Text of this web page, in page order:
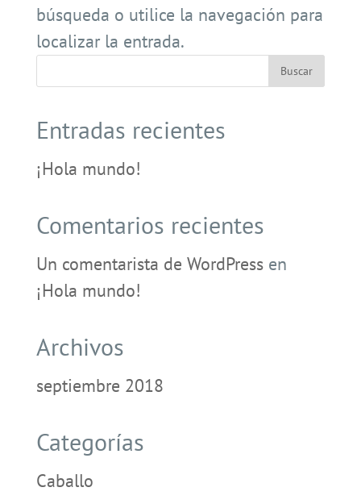
búsqueda o utilice la navegación para
localizar la entrada.
Entradas recientes
¡Hola mundo!
Comentarios recientes
Un comentarista de WordPressen
¡Hola mundo!
Archivos
septiembre 2018
Categorías
Caballo